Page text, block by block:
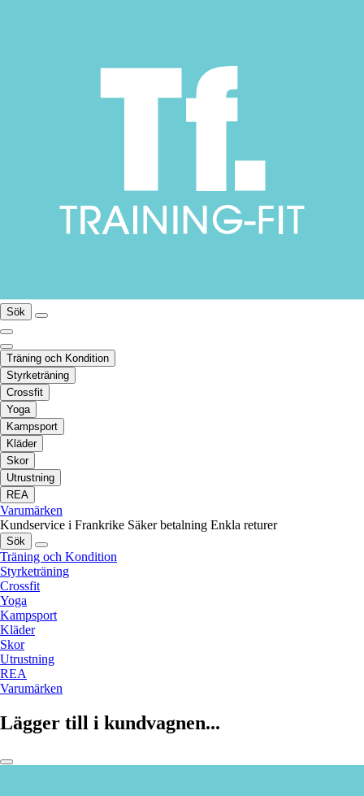
Sök
Träning och Kondition
Styrketräning
Crossfit
Yoga
Kampsport
Kläder
Skor
Utrustning
REA
Varumärken
Kundservice i Frankrike Säker betalning Enkla returer
Sök
Träning och Kondition
Styrketräning
Crossfit
Yoga
Kampsport
Kläder
Skor
Utrustning
REA
Varumärken
Lägger till i kundvagnen...